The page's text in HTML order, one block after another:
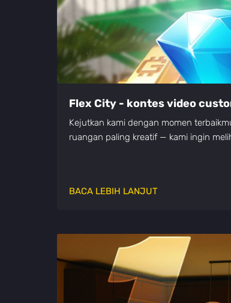
Flex City - kontes video
Kejutkan kami dengan momen
ruangan paling kreatif — kami ingin
BACA LEBIH LANJUT